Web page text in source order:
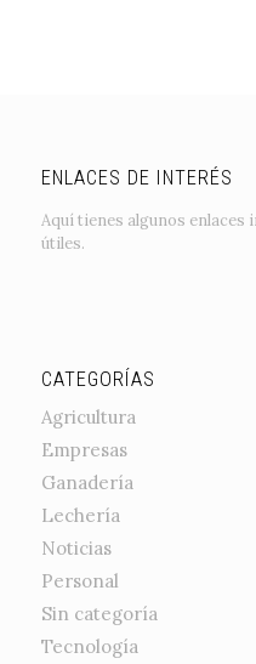
ENLACES DE INTERÉS
Aquí tienes algunos enlaces
útiles.
CATEGORÍAS
Agricultura
Empresas
Ganadería
Lechería
Noticias
Personal
Sin categoría
Tecnología